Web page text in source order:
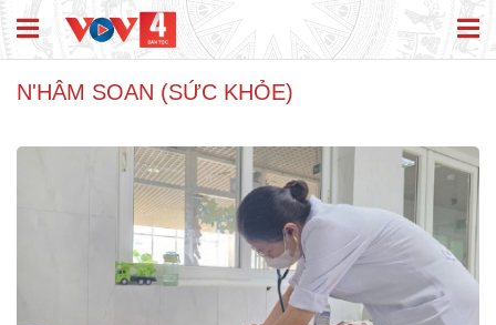
N'HÂM SOAN (SỨC KHỎE)